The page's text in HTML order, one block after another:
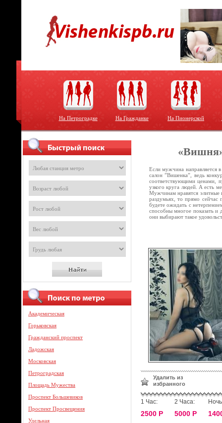
На Петроградке На Гражданке На Пионерской
Академическая
Горьковская
Гражданский проспект
Ладожская
Московская
Петроградская
Площадь Мужества
Проспект Большевиков
Проспект Просвещения
Удельная
Если мужчина направляется
салон ”Вишенка”, ведь
соответствующими ценами,
узкого круга людей. А есть
Мужчинам нравятся элитные
раздумьях, то прямо сейчас
будете ожидать с
способны многое показать и
они выбирают такое
Удалить из
избранного
1 Час:
2500 Р
2 Часа:
5000 Р